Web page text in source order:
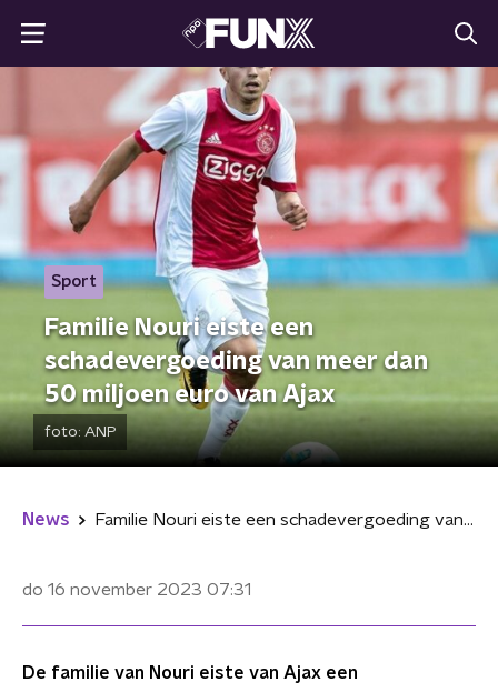
Sport
Familie Nouri eiste een
schadevergoeding van meer dan
50 miljoen euro van Ajax
foto: ANP
News Familie Nouri eiste een schadevergoeding van meer dan 50 miljoen euro van Ajax
do 16 november 2023 07:31
De familie van Nouri eiste van Ajax een